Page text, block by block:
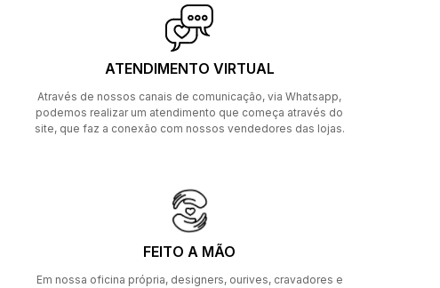
ATENDIMENTO VIRTUAL
Através de nossos canais de comunicação, via Whatsapp,
podemos realizar um atendimento que começa através do
site, que faz a conexão com nossos vendedores das lojas.
FEITO A MÃO
Em nossa oficina própria, designers, ourives, cravadores e